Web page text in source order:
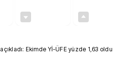
Ekimde Yİ-ÜFE yüzde 1,63 oldu